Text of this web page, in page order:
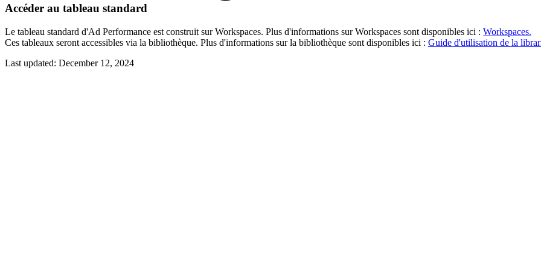
Accéder au tableau standard
Le tableau standard d'Ad Performance est construit sur Workspaces. Plus d'informations sur Workspaces sont disponibles ici : Workspaces.
Ces tableaux seront accessibles via la bibliothèque. Plus d'informations sur la bibliothèque sont disponibles ici : Guide d'utilisation de la
Last updated: December 12, 2024